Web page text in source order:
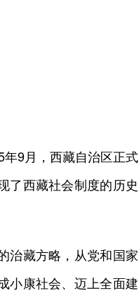
9月，西藏自治区正式
了西藏社会制度的历史
藏方略，从党和国家
小康社会、迈上全面建